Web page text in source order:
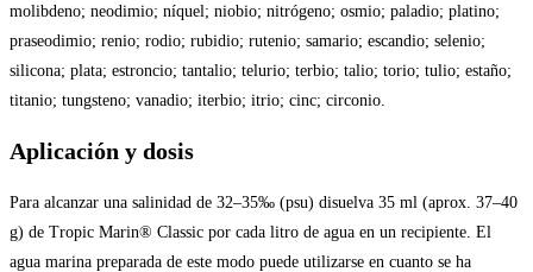
molibdeno; neodimio; níquel; niobio; nitrógeno; osmio; paladio; platino;
praseodimio; renio; rodio; rubidio; rutenio; samario; escandio; selenio;
silicona; plata; estroncio; tantalio; telurio; terbio; talio; torio; tulio; estaño;
titanio; tungsteno; vanadio; iterbio; itrio; cinc; circonio.
Aplicación y dosis
Para alcanzar una salinidad de 32–35‰ (psu) disuelva 35 ml (aprox. 37–40
g) de Tropic Marin® Classic por cada litro de agua en un recipiente. El
agua marina preparada de este modo puede utilizarse en cuanto se ha